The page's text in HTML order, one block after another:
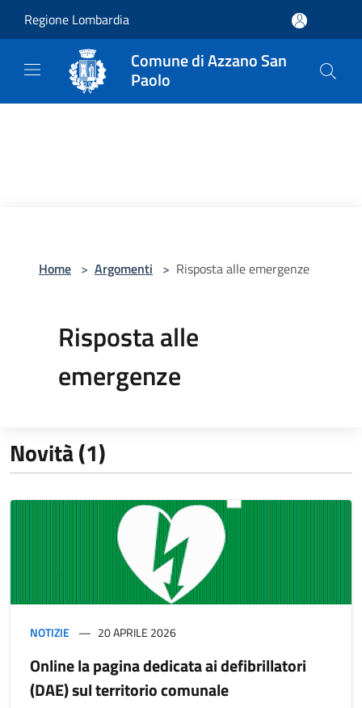
Regione Lombardia
Comune di Azzano San
Paolo
Home > Argomenti > Risposta alle emergenze
Risposta alle
emergenze
Novità (1)
NOTIZIE 20 APRILE 2026
Online la pagina dedicata ai defibrillatori
(DAE) sul territorio comunale